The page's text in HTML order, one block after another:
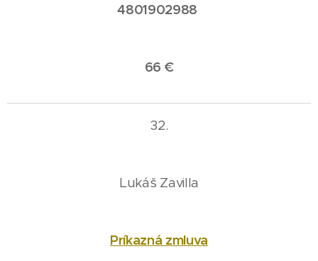
4801902988
66 €
32.
Lukáš Zavilla
Príkazná zmluva